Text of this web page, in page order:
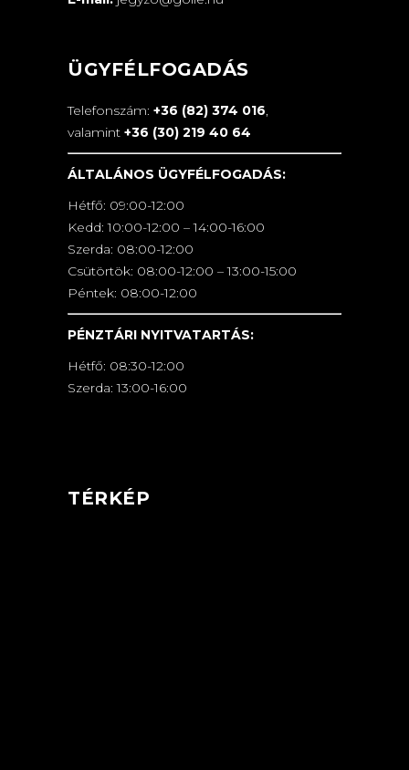
ÜGYFÉLFOGADÁS
Telefonszám: +36 (82) 374 016,
valamint +36 (30) 219 40 64
ÁLTALÁNOS ÜGYFÉLFOGADÁS:
Hétfő: 09:00-12:00
Kedd: 10:00-12:00 – 14:00-16:00
Szerda: 08:00-12:00
Csütörtök: 08:00-12:00 – 13:00-15:00
Péntek: 08:00-12:00
PÉNZTÁRI NYITVATARTÁS:
Hétfő: 08:30-12:00
Szerda: 13:00-16:00
TÉRKÉP